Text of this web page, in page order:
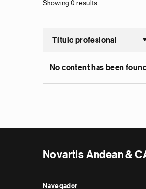
Showing 0 results
Título profesional
No content has been
Novartis Andean &
Navegador